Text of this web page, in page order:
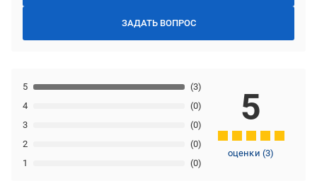
ЗАДАТЬ ВОПРОС
1 (0)
2 (0)
3 (0)
4 (0)
5 (3)
5
оценки(3)